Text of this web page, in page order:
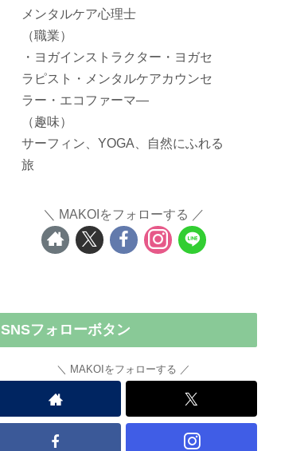
メンタルケア心理士
（職業）
・ヨガインストラクター・ヨガセ
ラピスト・メンタルケアカウンセ
ラー・エコファーマ―
（趣味）
サーフィン、YOGA、自然にふれる
旅
MAKOIをフォローする
SNSフォローボタン
MAKOIをフォローする